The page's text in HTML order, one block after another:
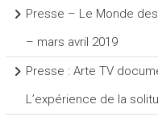
Presse – Le Monde
– mars avril 2019
Presse : Arte TV
L’expérience de la